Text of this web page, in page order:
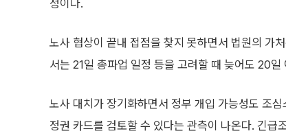
정이다.
노사 협상이 끝내 접점을 찾지 못하면서 법원의 가
서는 21일 총파업 일정 등을 고려할 때 늦어도 20
노사 대치가 장기화하면서 정부 개입 가능성도 조
정권 카드를 검토할 수 있다는 관측이 나온다. 긴